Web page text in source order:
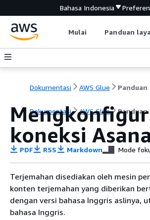
Bahasa Indonesia
Mulai Panduan
Dokumentasi AWS Glue Panduan
Dokumentasi AWS Glue Panduan
koneksi
PDF RSS Markdown Mode
Terjemahan disediakan oleh mesin
konten terjemahan yang diberikan
dengan versi bahasa Inggris aslinya,
bahasa Inggris.